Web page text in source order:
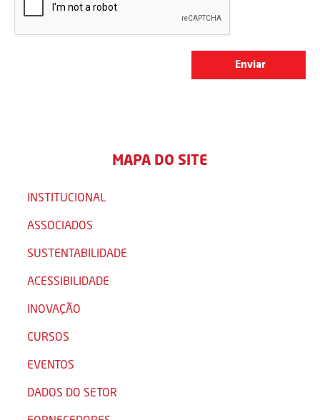
MAPA DO SITE
INSTITUCIONAL
ASSOCIADOS
SUSTENTABILIDADE
ACESSIBILIDADE
INOVAÇÃO
CURSOS
EVENTOS
DADOS DO SETOR